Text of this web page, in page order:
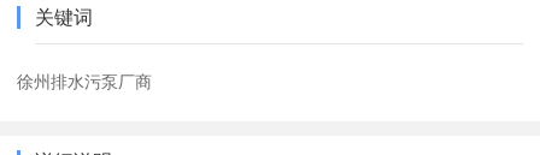
关键词
徐州排水污泵厂商